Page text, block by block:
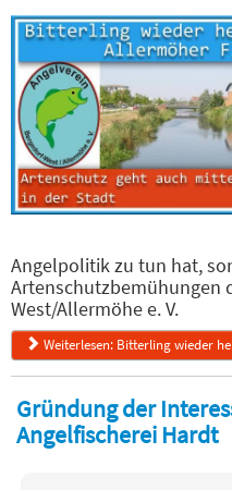
Angelpolitik zu tun hat,
Artenschutzbemühungen
West/Allermöhe e. V.
Weiterlesen: Bitterling wieder
Gründung der
Angelfischerei Hardt